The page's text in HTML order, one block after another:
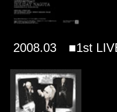
2008.03 ■1st